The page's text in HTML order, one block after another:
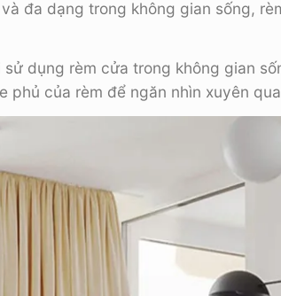
đa dạng trong không gian sống,
sử dụng rèm cửa trong không gian
phủ của rèm để ngăn nhìn xuyên